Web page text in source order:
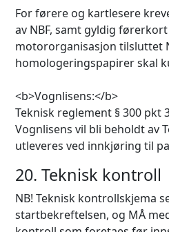
For førere og kartlesere
av NBF, samt gyldig
motororganisasjon tilsluttet
homologeringspapirer skal
<b>Vognlisens:</b>
Teknisk reglement § 300 pkt
Vognlisens vil bli beholdt av
utleveres ved innkjøring til
20. Teknisk kontroll
NB! Teknisk kontrollskjema
startbekreftelsen, og MÅ